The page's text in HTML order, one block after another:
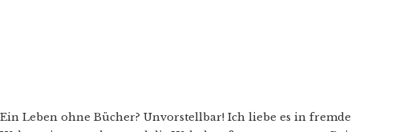
Ein Leben ohne Bücher? Unvorstellbar! Ich liebe es in fremde